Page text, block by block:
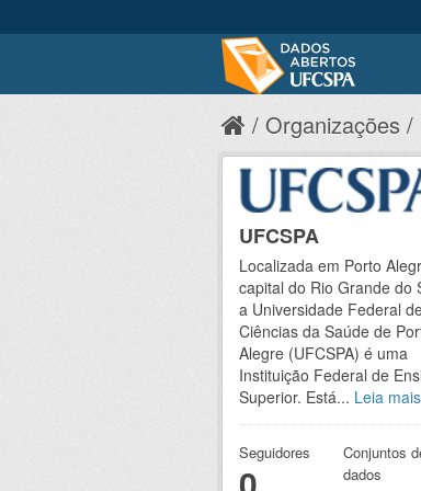
Organizações
UFCSPA
Localizada em Porto
capital do Rio Grande do
a Universidade Federal
Ciências da Saúde de
Alegre (UFCSPA) é uma
Instituição Federal de
Superior. Está... Leia mais
Seguidores
Conjuntos
dados